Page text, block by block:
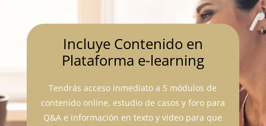
Incluye Contenido en
Plataforma e-learning
Tendrás acceso inmediato a 5 módulos de
contenido online, estudio de casos y foro para
Q&A e información en texto y video para que